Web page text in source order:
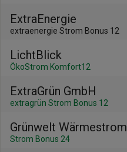
ExtraEnergie
extraenergie Strom Bonus 12
LichtBlick
ÖkoStrom Komfort12
ExtraGrün GmbH
extragrün Strom Bonus 12
Grünwelt Wärmestrom
Strom Bonus 24